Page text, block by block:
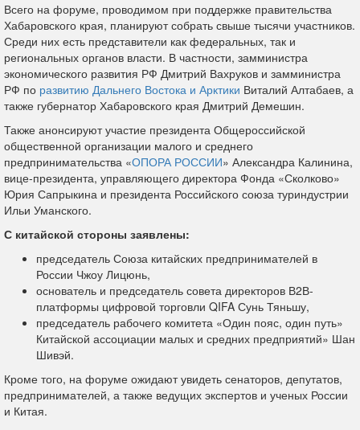
Всего на форуме, проводимом при поддержке правительства
Хабаровского края, планируют собрать свыше тысячи участников.
Среди них есть представители как федеральных, так и
региональных органов власти. В частности, замминистра
экономического развития РФ Дмитрий Вахруков и замминистра
РФ по развитию Дальнего Востока и Арктики Виталий Алтабаев, а
также губернатор Хабаровского края Дмитрий Демешин.
Также анонсируют участие президента Общероссийской
общественной организации малого и среднего
предпринимательства «ОПОРА РОССИИ» Александра Калинина,
вице-президента, управляющего директора Фонда «Сколково»
Юрия Сапрыкина и президента Российского союза туриндустрии
Ильи Уманского.
С китайской стороны заявлены:
председатель Союза китайских предпринимателей в
России Чжоу Лицюнь,
основатель и председатель совета директоров В2В-
платформы цифровой торговли QIFA Сунь Тяньшу,
председатель рабочего комитета «Один пояс, один путь»
Китайской ассоциации малых и средних предприятий» Шан
Шивэй.
Кроме того, на форуме ожидают увидеть сенаторов, депутатов,
предпринимателей, а также ведущих экспертов и ученых России
и Китая.